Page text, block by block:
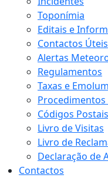
Toponímia
Editais e
Contactos Úteis
Alertas
Regulamentos
Taxas e
Procedimentos
Códigos Postais
Livro de Visitas
Livro de
Declaração de
Contactos